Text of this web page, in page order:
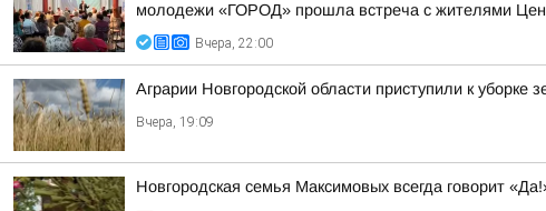
молодежи «ГОРОД» прошла встреча с жителями
Вчера, 22:00
Аграрии Новгородской области приступили к уборке
Вчера, 19:09
Новгородская семья Максимовых всегда говорит